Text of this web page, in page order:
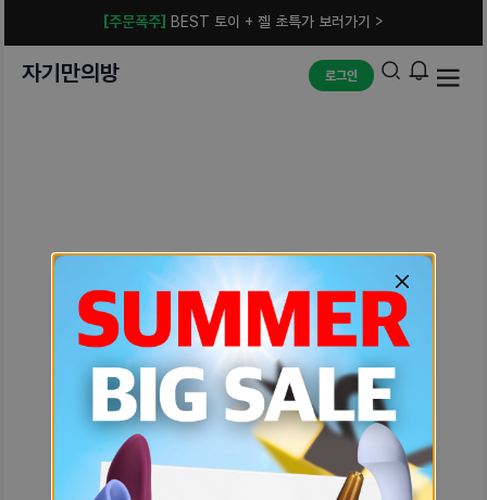
[주문폭주] BEST 토이 + 젤 초특가 보러가기 >
자기만의방 로그인
예상치 못한 에러입니다.